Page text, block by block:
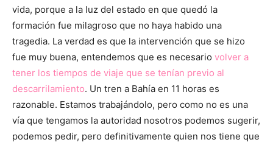
vida, porque a la luz del estado en que quedó la
formación fue milagroso que no haya habido una
tragedia. La verdad es que la intervención que se hizo
fue muy buena, entendemos que es necesario volver a
tener los tiempos de viaje que se tenían previo al
descarrilamiento. Un tren a Bahía en 11 horas es
razonable. Estamos trabajándolo, pero como no es una
vía que tengamos la autoridad nosotros podemos sugerir,
podemos pedir, pero definitivamente quien nos tiene que